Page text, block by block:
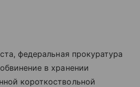
федеральная прокуратура
в хранении
короткоствольной